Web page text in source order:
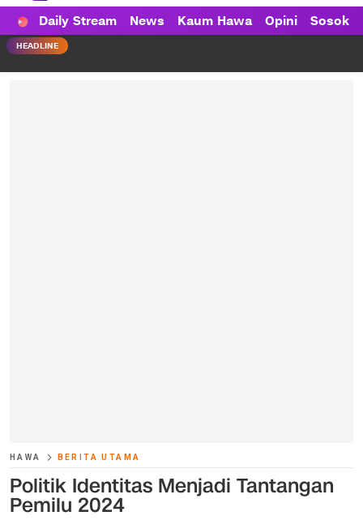
HAWA
Haluan Wanita Indonesia
Daily Stream News Kaum Hawa Opini Sosok
HEADLINE
HAWA BERITA UTAMA
Politik Identitas Menjadi Tantangan
Pemilu 2024